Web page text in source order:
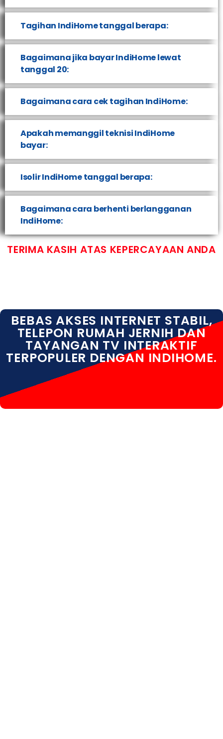
Tagihan IndiHome tanggal berapa:
Bagaimana jika bayar IndiHome lewat
tanggal 20:
Bagaimana cara cek tagihan IndiHome:
Apakah memanggil teknisi IndiHome
bayar:
Isolir IndiHome tanggal berapa:
Bagaimana cara berhenti berlangganan
IndiHome:
TERIMA KASIH ATAS KEPERCAYAAN ANDA
BEBAS AKSES INTERNET STABIL,
TELEPON RUMAH JERNIH DAN
TAYANGAN TV INTERAKTIF
TERPOPULER DENGAN INDIHOME.